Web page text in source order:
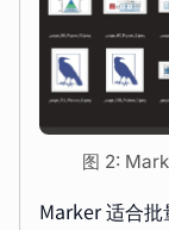
图 2:
Marker 适合批